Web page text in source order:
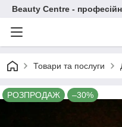
Beauty Centre -
Товари та послуги
РОЗПРОДАЖ –30%